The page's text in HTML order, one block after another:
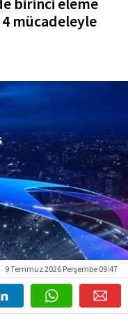
mücadeleyle
9 Temmuz 2026 Perşembe 09:47